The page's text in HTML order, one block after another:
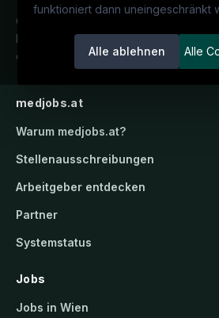
funktioniert dann uneingeschränkt
Alle ablehnen Alle
Österreichs medizinisches
Karriereportal.Ein Service der
candidatis GmbH.
medjobs.at
Warum medjobs.at?
Stellenausschreibungen
Arbeitgeber entdecken
Partner
Systemstatus
Jobs
Jobs in Wien